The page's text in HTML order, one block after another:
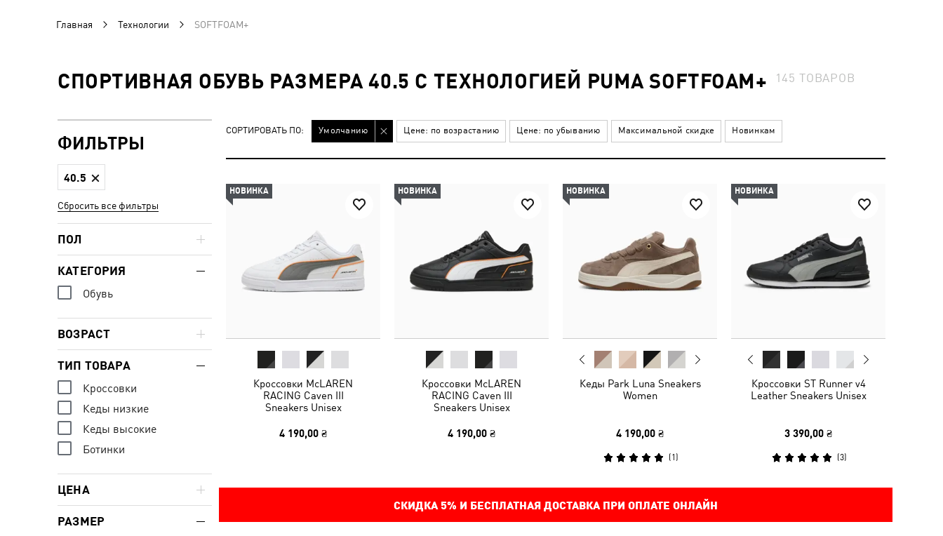
Главная Технологии SOFTFOAM+
СПОРТИВНАЯ ОБУВЬ РАЗМЕРА 40.5 С ТЕХНОЛОГИЕЙ PUMA SOFTFOAM+ 145 ТОВАРОВ
СОРТИРОВАТЬ ПО: Умолчанию Цене: по возрастанию Цене: по убыванию Максимальной скидке Новинкам
НОВИНКА
Кроссовки McLAREN
RACING Caven III
Sneakers Unisex
4 190,00 ₴
НОВИНКА
Кроссовки McLAREN
RACING Caven III
Sneakers Unisex
4 190,00 ₴
НОВИНКА
Кеды Park Luna Sneakers
Women
4 190,00 ₴
(1 )
НОВИНКА
Кроссовки ST Runner v4
Leather Sneakers Unisex
3 390,00 ₴
(3)
СКИДКА 5% И БЕСПЛАТНАЯ ДОСТАВКА ПРИ ОПЛАТЕ ОНЛАЙН
ФИЛЬТРЫ
40.5
Сбросить все фильтры
ПОЛ
КАТЕГОРИЯ
Обувь
ВОЗРАСТ
ТИП ТОВАРА
Кроссовки
Кеды низкие
Кеды высокие
Ботинки
ЦЕНА
РАЗМЕР